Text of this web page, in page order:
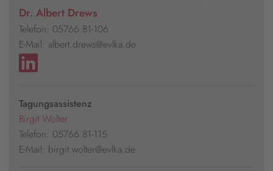
Dr. Albert Drews
Telefon: 05766 81-106
E-Mail: albert.drews@evlka.de
Tagungsassistenz
Birgit Wolter
Telefon: 05766 81-115
E-Mail: birgit.wolter@evlka.de